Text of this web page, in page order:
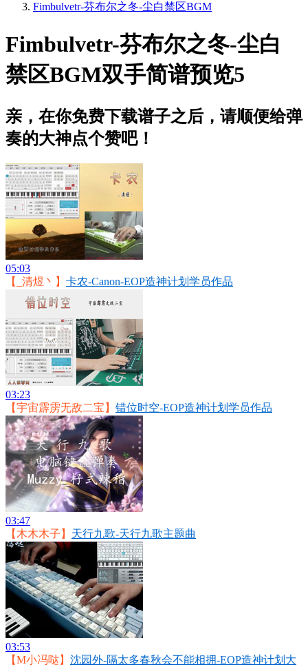
Fimbulvetr-芬布尔之冬-尘白禁区BGM
Fimbulvetr-芬布尔之冬-尘白
禁区BGM双手简谱预览5
亲，在你免费下载谱子之后，请顺便给弹
奏的大神点个赞吧！
05:03
【_清煜丶】 卡农-Canon-EOP造神计划学员作品
03:23
【宇宙霹雳无敌二宝】 错位时空-EOP造神计划学员作品
03:47
【木木木子】 天行九歌-天行九歌主题曲
03:53
【M小冯哒】 沈园外-隔太多春秋会不能相拥-EOP造神计划大